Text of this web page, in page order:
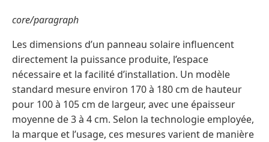
core/paragraph
Les dimensions d’un panneau solaire influencent
directement la puissance produite, l’espace
nécessaire et la facilité d’installation. Un modèle
standard mesure environ 170 à 180 cm de hauteur
pour 100 à 105 cm de largeur, avec une épaisseur
moyenne de 3 à 4 cm. Selon la technologie employée,
la marque et l’usage, ces mesures varient de manière